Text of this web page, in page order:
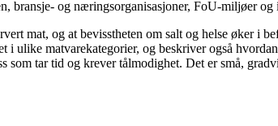
bransje- og næringsorganisasjoner, FoU-miljøer og
mat, og at bevisstheten om salt og helse øker i
ulike matvarekategorier, og beskriver også
som tar tid og krever tålmodighet. Det er små,